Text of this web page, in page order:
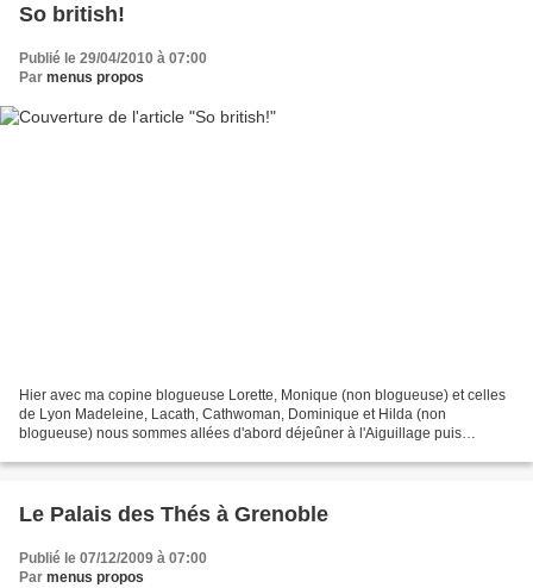
So british!
Publié le 29/04/2010 à 07:00
Par menus propos
Hier avec ma copine blogueuse Lorette, Monique (non blogueuse) et celles
de Lyon Madeleine, Lacath, Cathwoman, Dominique et Hilda (non
blogueuse) nous sommes allées d'abord déjeûner à l'Aiguillage puis
Le Palais des Thés à Grenoble
Publié le 07/12/2009 à 07:00
Par menus propos